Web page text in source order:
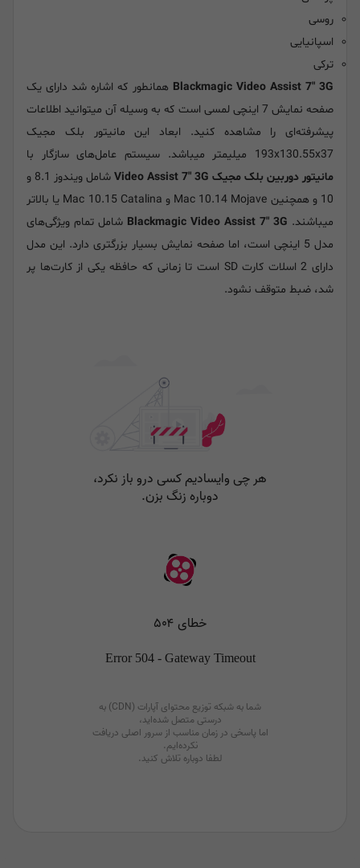
روسی
اسپانیایی
ترکی
Blackmagic Video Assist 7" 3G همانطور که اشاره شد دارای یک
صفحه نمایش 7 اینچی لمسی است که به وسیله آن میتوانید اطلاعات
پیشرفته‌ای را مشاهده کنید. ابعاد این مانیتور بلک مجیک
193x130.55x37 میلیمتر میباشد. سیستم عامل‌های سازگار با
مانیتور دوربین بلک مجیک Video Assist 7" 3G
شامل ویندوز 8.1 و
10 و همچنین Mac 10.14 Mojave و Mac 10.15 Catalina یا بالاتر
میباشند. Blackmagic Video Assist 7" 3G شامل تمام ویژگی‌های
مدل 5 اینچی است، اما صفحه نمایش بسیار بزرگتری دارد. این مدل
دارای 2 اسلات کارت SD است تا زمانی که حافظه یکی از کارت‌ها پر
شد، ضبط متوقف نشود.